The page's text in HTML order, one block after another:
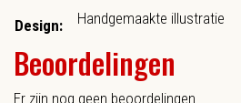
Design: Handgemaakte illustratie
Beoordelingen
Er zijn nog geen beoordelingen.